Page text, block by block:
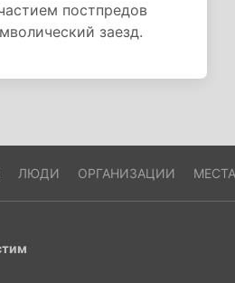
постпредов
заезд.
ЛЮДИ ОРГАНИЗАЦИИ МЕСТА